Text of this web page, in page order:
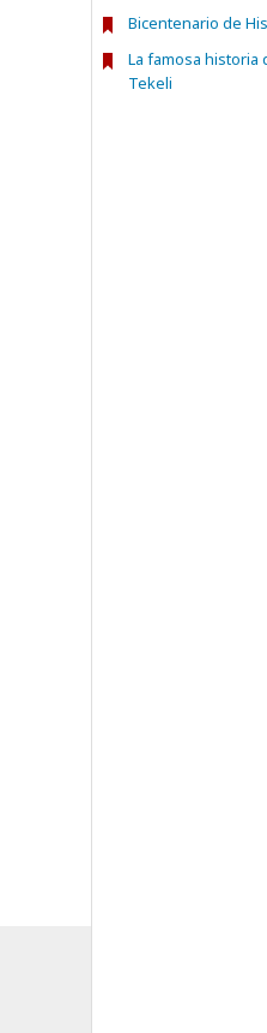
Bicentenario de
La famosa historia
Tekeli